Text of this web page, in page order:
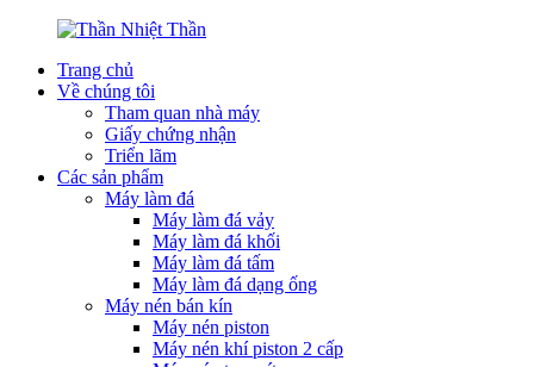
Trang chủ
Về chúng tôi
Tham quan nhà máy
Giấy chứng nhận
Triển lãm
Các sản phẩm
Máy làm đá
Máy làm đá vảy
Máy làm đá khối
Máy làm đá tấm
Máy làm đá dạng ống
Máy nén bán kín
Máy nén piston
Máy nén khí piston 2 cấp